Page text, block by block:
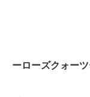
ーローズクォー